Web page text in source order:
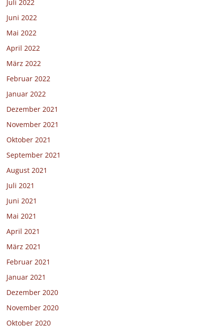
Juli 2022
Juni 2022
Mai 2022
April 2022
März 2022
Februar 2022
Januar 2022
Dezember 2021
November 2021
Oktober 2021
September 2021
August 2021
Juli 2021
Juni 2021
Mai 2021
April 2021
März 2021
Februar 2021
Januar 2021
Dezember 2020
November 2020
Oktober 2020